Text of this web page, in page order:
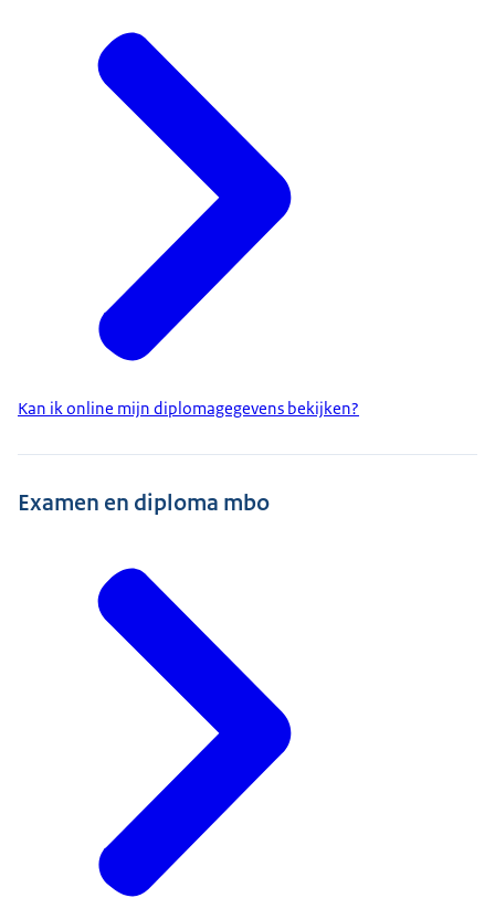
Kan ik online mijn diplomagegevens bekijken?
Examen en diploma mbo